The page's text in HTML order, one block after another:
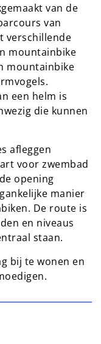
van de
van
verschillende
mountainbike
mountainbike
een helm is
die kunnen
afleggen
voor zwembad
opening
manier
De route is
en niveaus
staan.
bij te wonen en